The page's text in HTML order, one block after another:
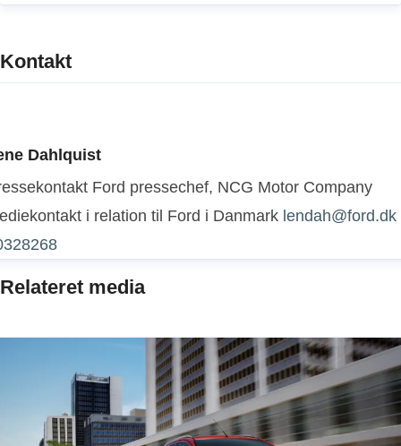
Kontakt
Dahlquist
Ford pressechef, NCG Motor Company
i relation til Ford i Danmark lendah@ford.dk
Relateret media